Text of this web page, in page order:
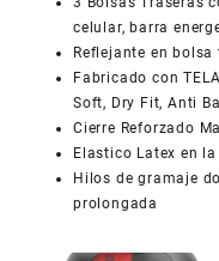
celular, barra
Reflejante en bolsa
Fabricado con
Soft, Dry Fit, Anti
Cierre Reforzado
Elastico Latex en
Hilos de gramaje
prolongada